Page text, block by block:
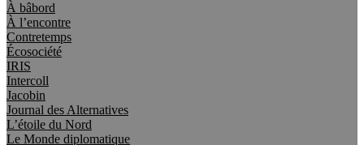
À bâbord
À l’encontre
Contretemps
Écosociété
IRIS
Intercoll
Jacobin
Journal des Alternatives
L’étoile du Nord
Le Monde diplomatique